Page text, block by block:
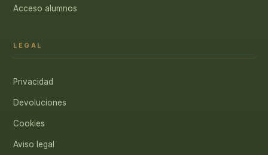
Acceso alumnos
LEGAL
Privacidad
Devoluciones
Cookies
Aviso legal